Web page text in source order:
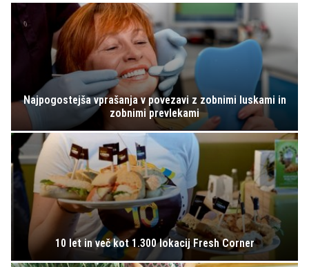
Najpogostejša vprašanja v povezavi z zobnimi luskami in
zobnimi prevlekami
10 let in več kot 1.300 lokacij Fresh Corner